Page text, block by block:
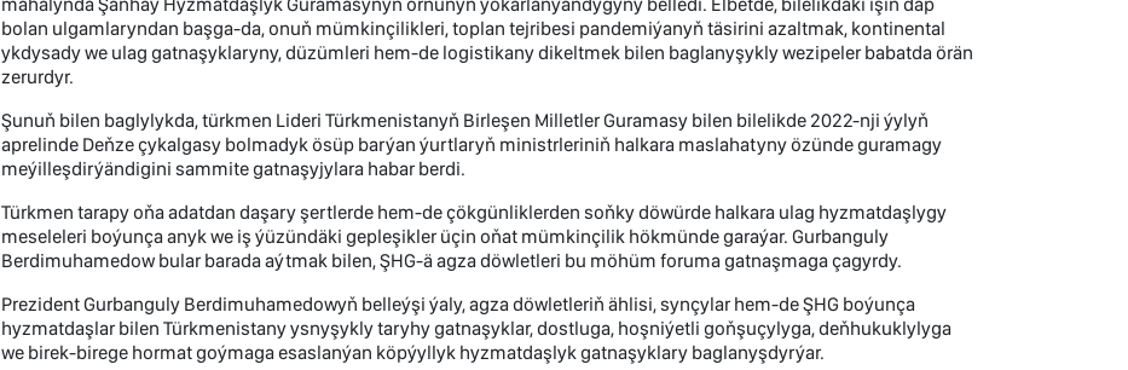
bolan ulgamlaryndan başga-da, onuň mümkinçilikleri, toplan tejribesi pandemiýanyň täsirini azaltmak, kontinental
ykdysady we ulag gatnaşyklaryny, düzümleri hem-de logistikany dikeltmek bilen baglanyşykly wezipeler babatda örän
zerurdyr.
Şunuň bilen baglylykda, türkmen Lideri Türkmenistanyň Birleşen Milletler Guramasy bilen bilelikde 2022-nji ýylyň
aprelinde Deňze çykalgasy bolmadyk ösüp barýan ýurtlaryň ministrleriniň halkara maslahatyny özünde guramagy
meýilleşdirýändigini sammite gatnaşyjylara habar berdi.
Türkmen tarapy oňa adatdan daşary şertlerde hem-de çökgünliklerden soňky döwürde halkara ulag hyzmatdaşlygy
meseleleri boýunça anyk we iş ýüzündäki gepleşikler üçin oňat mümkinçilik hökmünde garaýar. Gurbanguly
Berdimuhamedow bular barada aýtmak bilen, ŞHG-ä agza döwletleri bu möhüm foruma gatnaşmaga çagyrdy.
Prezident Gurbanguly Berdimuhamedowyň belleýşi ýaly, agza döwletleriň ählisi, synçylar hem-de ŞHG boýunça
hyzmatdaşlar bilen Türkmenistany ysnyşykly taryhy gatnaşyklar, dostluga, hoşniýetli goňşuçylyga, deňhukuklylyga
we birek-birege hormat goýmaga esaslanýan köpýyllyk hyzmatdaşlyk gatnaşyklary baglanyşdyrýar.